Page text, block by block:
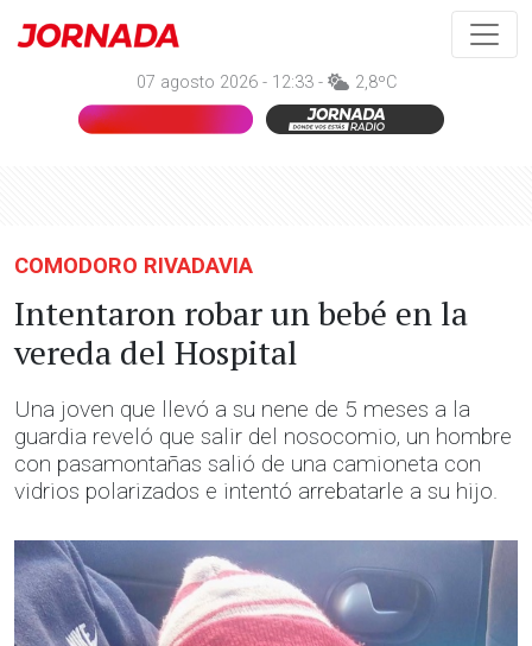
07 agosto 2026 - 12:33 - 2,8ºC
COMODORO RIVADAVIA
Intentaron robar un bebé en la
vereda del Hospital
Una joven que llevó a su nene de 5 meses a la
guardia reveló que salir del nosocomio, un hombre
con pasamontañas salió de una camioneta con
vidrios polarizados e intentó arrebatarle a su hijo.